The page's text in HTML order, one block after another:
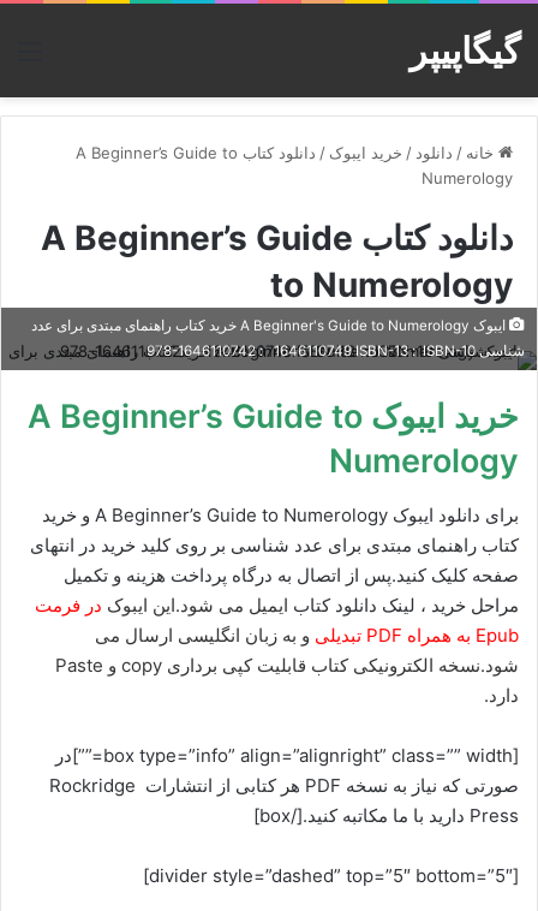
گیگاپیپر
خانه / دانلود / خرید ایبوک /
دانلود کتاب A Beginner’s Guide to
Numerology
دانلود کتاب A Beginner’s Guide
to Numerology
ایبوک A Beginner's Guide to Numerology خرید کتاب راهنمای مبتدی برای عدد
شناسی ISBN-10 ‏ : ‎ 1646110749 ISBN-13 ‏ : ‎ 978-1646110742
خرید ایبوک A Beginner’s Guide to
Numerology
برای دانلود ایبوک A Beginner’s Guide to Numerology و خرید
کتاب راهنمای مبتدی برای عدد شناسی بر روی کلید خرید در انتهای
صفحه کلیک کنید.پس از اتصال به درگاه پرداخت هزینه و تکمیل
مراحل خرید ، لینک دانلود کتاب ایمیل می شود.این ایبوک در فرمت
Epub به همراه PDF تبدیلی
و به زبان انگلیسی ارسال می
شود.نسخه الکترونیکی کتاب قابلیت کپی برداری copy و Paste
دارد.
[box type=”info” align=”alignright” class=”” width=””]در
صورتی که نیاز به نسخه PDF هر کتابی از انتشارات Rockridge
Press دارید با ما مکاتبه کنید.[/box]
[divider style=”dashed” top=”5″ bottom=”5″]